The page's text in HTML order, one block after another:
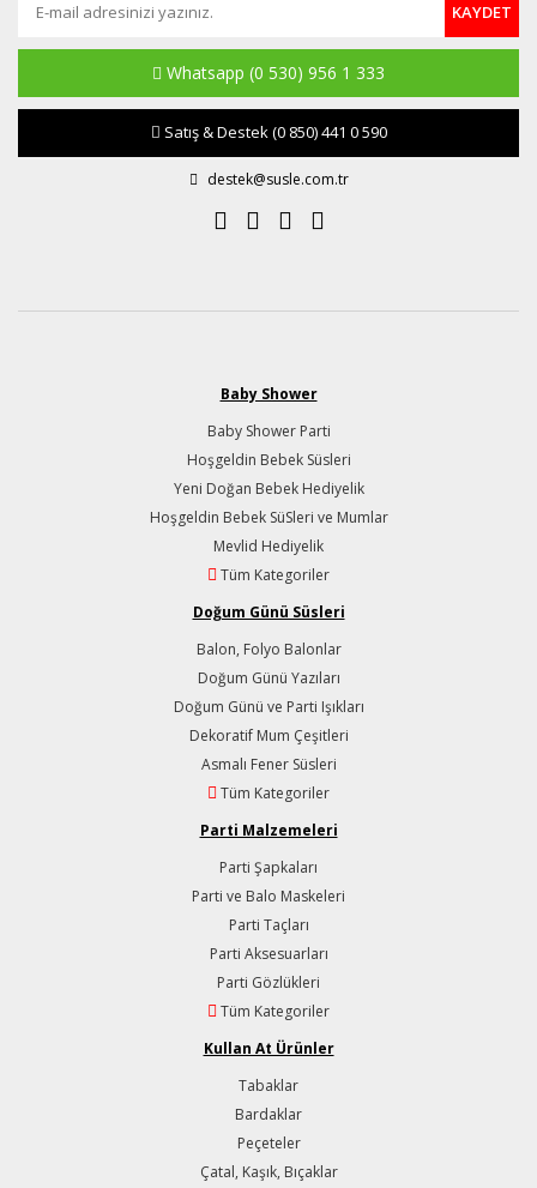
KAYDET
Whatsapp (0 530) 956 1 333
Satış & Destek(0 850) 441 0 590
destek@susle.com.tr
Baby Shower
Baby Shower Parti
Hoşgeldin Bebek Süsleri
Yeni Doğan Bebek Hediyelik
Hoşgeldin Bebek SüSleri ve Mumlar
Mevlid Hediyelik
Tüm Kategoriler
Doğum Günü Süsleri
Balon, Folyo Balonlar
Doğum Günü Yazıları
Doğum Günü ve Parti Işıkları
Dekoratif Mum Çeşitleri
Asmalı Fener Süsleri
Tüm Kategoriler
Parti Malzemeleri
Parti Şapkaları
Parti ve Balo Maskeleri
Parti Taçları
Parti Aksesuarları
Parti Gözlükleri
Tüm Kategoriler
Kullan At Ürünler
Tabaklar
Bardaklar
Peçeteler
Çatal, Kaşık, Bıçaklar